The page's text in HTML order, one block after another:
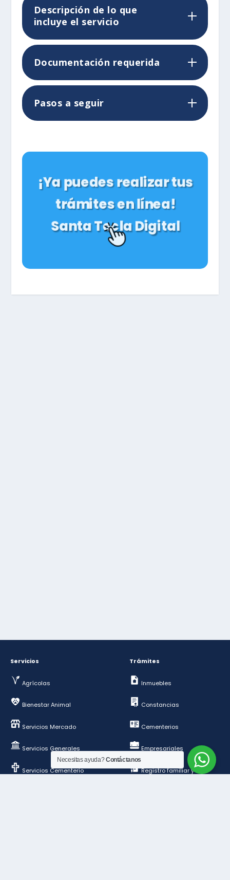
Descripción de lo que
incluye el servicio
Documentación requerida
Pasos a seguir
¡Ya puedes realizar tus
trámites en línea!
Santa Tecla Digital
Servicios
Agrícolas
Bienestar Animal
Servicios Mercado
Servicios Generales
Servicios Cementerio
Trámites
Inmuebles
Constancias
Cementerios
Empresariales
Registro familiar y de
Necesitas ayuda?Contáctanos